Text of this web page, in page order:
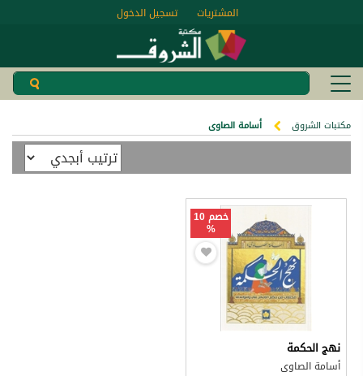
تسجيل الدخول المشتريات
مكتبات الشروق أسامة الصاوى
خصم 10
%
نهج الحكمة
أسامة الصاوى